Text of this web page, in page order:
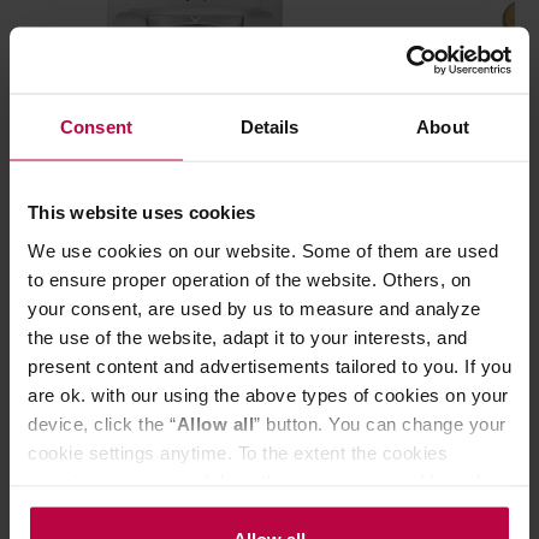
Consent Details About
This website uses cookies
We use cookies on our website. Some of them are used
to ensure proper operation of the website. Others, on
your consent, are used by us to measure and analyze
the use of the website, adapt it to your interests, and
present content and advertisements tailored to you. If you
are ok. with our using the above types of cookies on your
device, click the “Allow all” button. You can change your
cookie settings anytime. To the extent the cookies
the controller’s (namely, ALL GOOD S.A., ul.
- Tamper automatyczny
4959,00 zł